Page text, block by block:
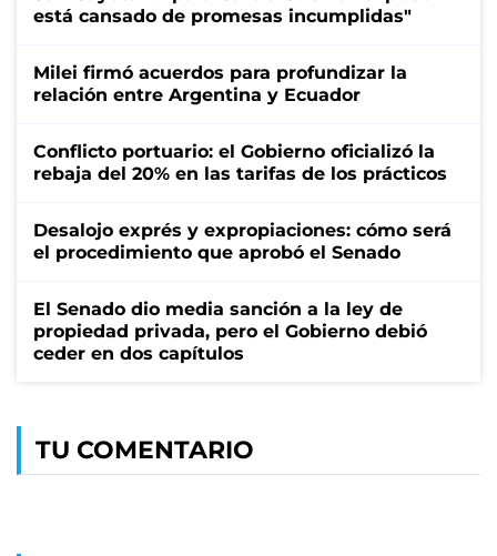
está cansado de promesas incumplidas"
Milei firmó acuerdos para profundizar la
relación entre Argentina y Ecuador
Conflicto portuario: el Gobierno oficializó la
rebaja del 20% en las tarifas de los prácticos
Desalojo exprés y expropiaciones: cómo será
el procedimiento que aprobó el Senado
El Senado dio media sanción a la ley de
propiedad privada, pero el Gobierno debió
ceder en dos capítulos
TU COMENTARIO